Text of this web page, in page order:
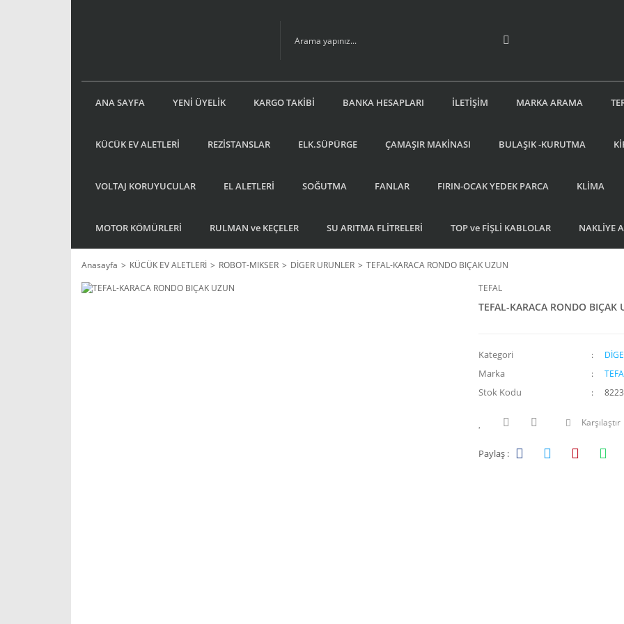
ANA SAYFA YENİ ÜYELİK KARGO TAKİBİ BANKA HESAPLARI İLETİŞİM MARKA ARAMA
KÜCÜK EV ALETLERİ REZİSTANSLAR ELK.SÜPÜRGE ÇAMAŞIR MAKİNASI BULAŞIK -KURUTMA
VOLTAJ KORUYUCULAR EL ALETLERİ SOĞUTMA FANLAR FIRIN-OCAK YEDEK PARCA KLİMA
MOTOR KÖMÜRLERİ RULMAN ve KEÇELER SU ARITMA FLİTRELERİ TOP ve FİŞLİ KABLOLAR NAKLİYE
Anasayfa KÜCÜK EV ALETLERİ ROBOT-MIKSER DİGER URUNLER
TEFAL-KARACA RONDO BIÇAK UZUN
TEFAL
TEFAL-KARACA RONDO BIÇAK
Kategori
Marka
Stok Kodu
Karşılaştır
Paylaş :